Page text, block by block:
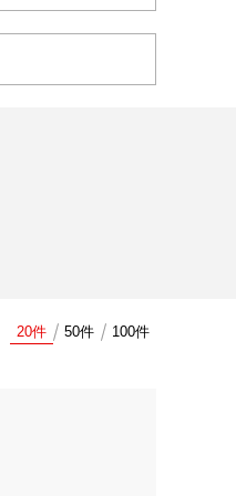
20件 50件 100件